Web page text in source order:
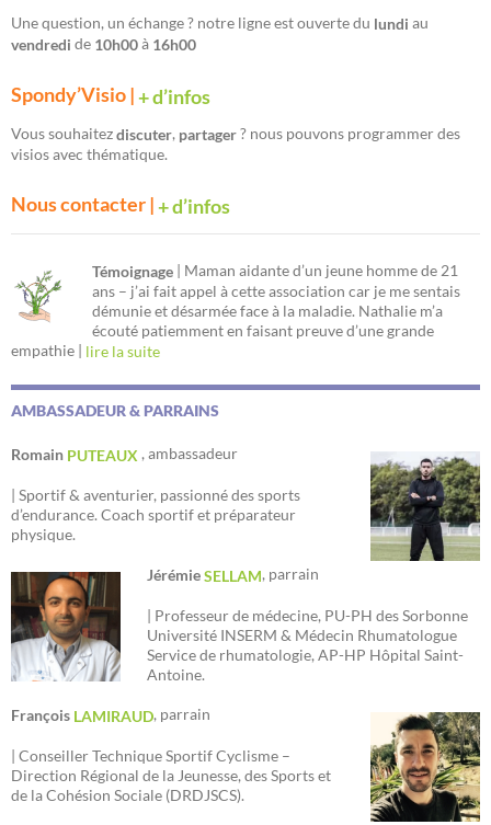
Une question, un échange ? notre ligne est ouverte du lundi au
vendredi de 10h00à 16h00
Spondy’Visio |+ d’infos
Vous souhaitezdiscuter, partager? nous pouvons programmer des
visios avec thématique.
Nous contacter |+ d’infos
Témoignage | Maman aidante d’un jeune homme de 21
ans – j’ai fait appel à cette association car je me sentais
démunie et désarmée face à la maladie. Nathalie m’a
écouté patiemment en faisant preuve d’une grande
empathie | lire la suite
AMBASSADEUR & PARRAINS
Romain PUTEAUX , ambassadeur
| Sportif & aventurier, passionné des sports
d’endurance. Coach sportif et préparateur
physique.
JérémieSELLAM, parrain
| Professeur de médecine, PU-PH des Sorbonne
Université INSERM & Médecin Rhumatologue
Service de rhumatologie, AP-HP Hôpital Saint-
Antoine.
François LAMIRAUD, parrain
| Conseiller Technique Sportif Cyclisme –
Direction Régional de la Jeunesse, des Sports et
de la Cohésion Sociale (DRDJSCS).